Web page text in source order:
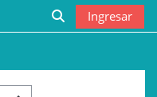
Toggle search
Ingresar